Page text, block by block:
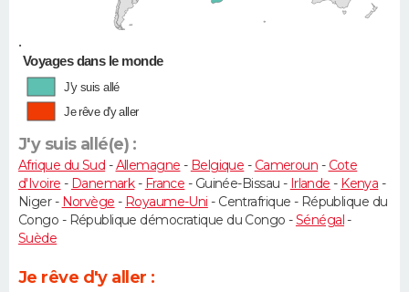
•
Voyages dans le monde
J'y suis allé
Je rêve d'y aller
J'y suis allé(e) :
Afrique du Sud -Allemagne - Belgique - Cameroun - Cote
d'Ivoire - Danemark- France - Guinée-Bissau - Irlande - Kenya -
Niger - Norvège - Royaume-Uni - Centrafrique - République du
Congo - République démocratique du Congo -Sénégal-
Suède
Je rêve d'y aller :